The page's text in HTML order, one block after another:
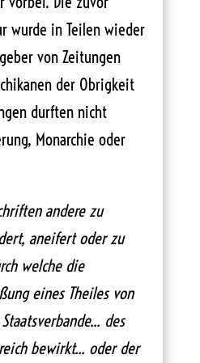
wurde in Teilen wieder
von Zeitungen
der Obrigkeit
durften nicht
Monarchie oder
andere zu
aneifert oder zu
welche die
eines Theiles von
des
bewirkt... oder der